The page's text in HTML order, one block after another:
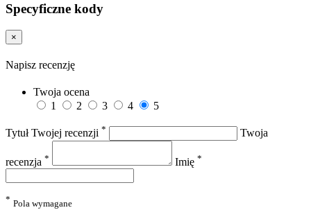
Specyficzne kody
×
Napisz recenzję
Twoja ocena
1
2 3 4 5
Tytuł Twojej recenzji * Twoja
recenzja * Imię *
* Pola wymagane